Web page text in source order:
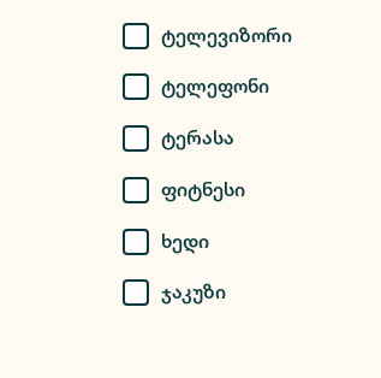
Ტელევიზორი
Ტელეფონი
Ტერასა
Ფიტნესი
Ხედი
Ჯაკუზი